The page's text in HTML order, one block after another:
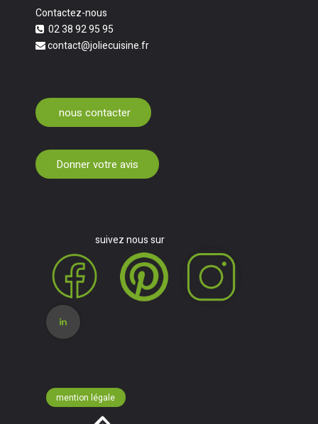
Contactez-nous
02 38 92 95 95
contact@joliecuisine.fr
nous contacter
Donner votre avis
suivez nous sur
mention légale